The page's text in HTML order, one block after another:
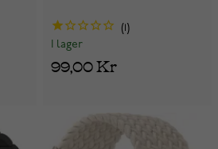
I lager
99,00 Kr